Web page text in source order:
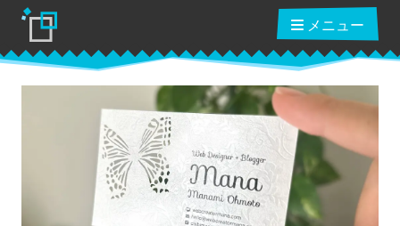
メニュー
ブログ
読んだ本